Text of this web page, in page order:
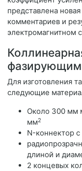
представлена
комментариев и
электромагнитном
Для изготовления
следующие
Около 300 мм
мм2
N-коннектор
длиной и
2 концевых